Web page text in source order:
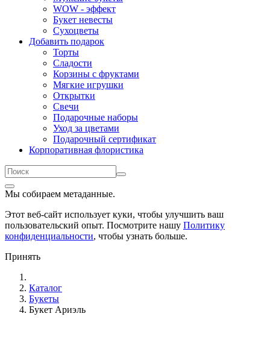
WOW - эффект
Букет невесты
Сухоцветы
Добавить подарок
Торты
Сладости
Корзины с фруктами
Мягкие игрушки
Открытки
Свечи
Подарочные наборы
Уход за цветами
Подарочный сертификат
Корпоративная флористика
Мы собираем метаданные.
Этот веб-сайт использует куки, чтобы улучшить ваш
пользовательский опыт. Посмотрите нашу Политику
конфиденциальности, чтобы узнать больше.
Принять
Каталог
Букеты
Букет Ариэль